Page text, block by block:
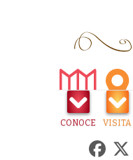
CONOCE VISITA